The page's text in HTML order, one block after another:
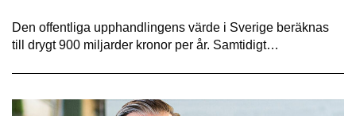
Den offentliga upphandlingens värde i Sverige beräknas
till drygt 900 miljarder kronor per år. Samtidigt…